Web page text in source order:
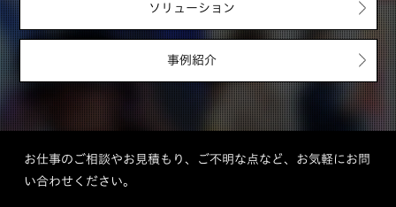
ソリューション
事例紹介
お仕事のご相談やお見積もり、ご不明な点など、お気軽にお問
い合わせください。